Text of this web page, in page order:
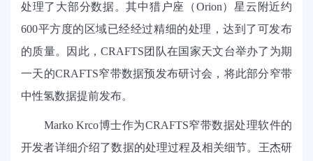
处理了大部分数据。其中猎户座（Orion）星云附近约
600平方度的区域已经经过精细的处理，达到了可发布
的质量。因此，CRAFTS团队在国家天文台举办了为期
一天的CRAFTS窄带数据预发布研讨会，将此部分窄带
中性氢数据提前发布。
Marko Krco博士作为CRAFTS窄带数据处理软件的
开发者详细介绍了数据的处理过程及相关细节。王杰研